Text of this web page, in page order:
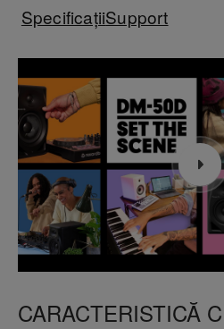
SpecificațiiSupport
CARACTERISTICĂ